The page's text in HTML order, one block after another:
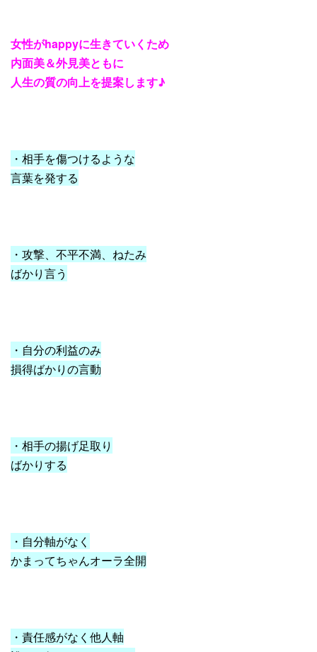
女性がhappyに生きていくため
内面美＆外見美ともに
人生の質の向上を提案します♪
・相手を傷つけるような
言葉を発する
・攻撃、不平不満、ねたみ
ばかり言う
・自分の利益のみ
損得ばかりの言動
・相手の揚げ足取り
ばかりする
・自分軸がなく
かまってちゃんオーラ全開
・責任感がなく他人軸